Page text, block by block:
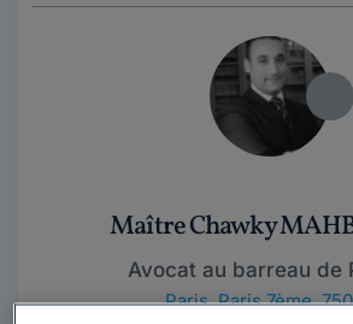
Maître Chawky
Avocat au barreau de
Paris,Paris 7ème,